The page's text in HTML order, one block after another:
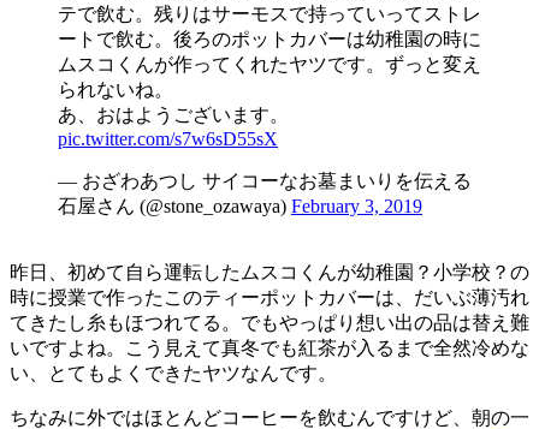
テで飲む。残りはサーモスで持っていってストレ
ートで飲む。後ろのポットカバーは幼稚園の時に
ムスコくんが作ってくれたヤツです。ずっと変え
られないね。
あ、おはようございます。
pic.twitter.com/s7w6sD55sX
— おざわあつし サイコーなお墓まいりを伝える
石屋さん (@stone_ozawaya) February 3, 2019
昨日、初めて自ら運転したムスコくんが幼稚園？小学校？の
時に授業で作ったこのティーポットカバーは、だいぶ薄汚れ
てきたし糸もほつれてる。でもやっぱり想い出の品は替え難
いですよね。こう見えて真冬でも紅茶が入るまで全然冷めな
い、とてもよくできたヤツなんです。
ちなみに外ではほとんどコーヒーを飲むんですけど、朝の一